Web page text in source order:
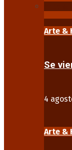
Arte &
Se
4
Arte &